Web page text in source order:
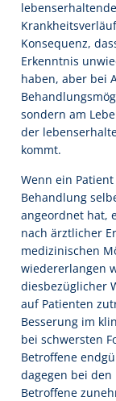
Konsequenz,
Erkenntnis
haben, aber bei
sondern am
der
kommt.
Wenn ein
Behandlung
angeordnet hat,
nach ärztlicher
medizinischen
wiedererlangen
diesbezüglicher
auf Patienten
Besserung im
bei schwersten
Betroffene
dagegen bei
Betroffene